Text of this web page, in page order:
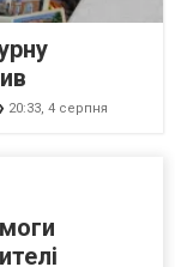
20:33, 4 серпня